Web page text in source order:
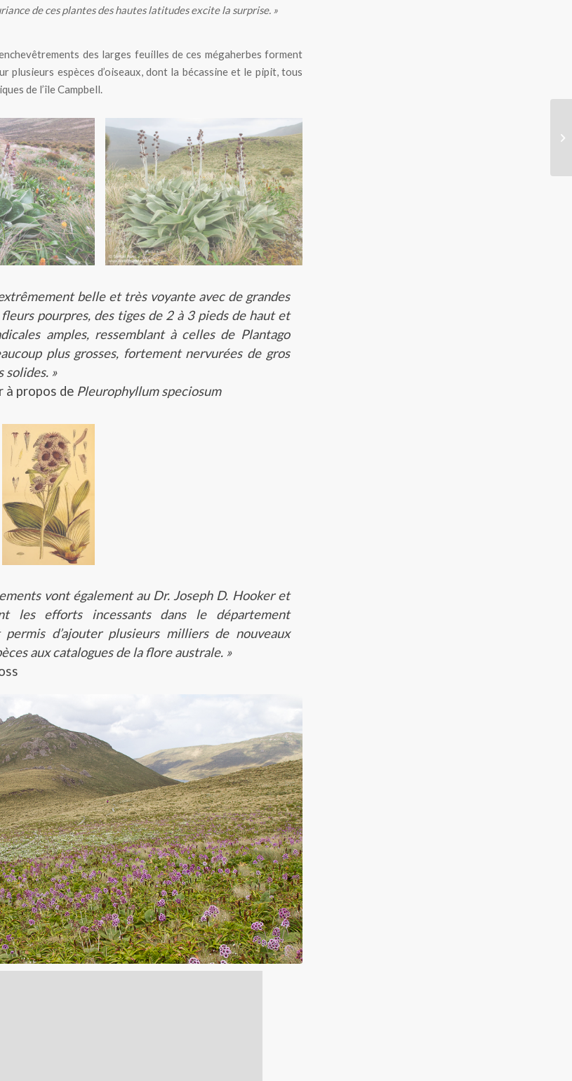
de ces plantes des hautes latitudes excite la surprise. »
des larges feuilles de ces mégaherbes forment
plusieurs espèces d’oiseaux, dont la bécassine et le pipit, tous
de l’île Campbell.
belle et très voyante avec de grandes
pourpres, des tiges de 2 à 3 pieds de haut et
amples, ressemblant à celles de Plantago
plus grosses, fortement nervurées de gros
solides. »
à propos de Pleurophyllum speciosum
vont également au Dr. Joseph D. Hooker et
les efforts incessants dans le département
d’ajouter plusieurs milliers de nouveaux
aux catalogues de la flore australe. »
L’île Campbell et ses méga-herbes